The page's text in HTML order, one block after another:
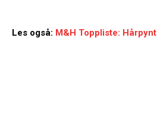
Les også: M&H Toppliste: Hårpynt